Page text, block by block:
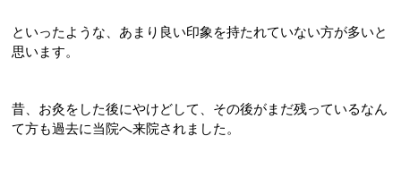
といったような、あまり良い印象を持たれていない方が多いと
思います。
昔、お灸をした後にやけどして、その後がまだ残っているなん
て方も過去に当院へ来院されました。